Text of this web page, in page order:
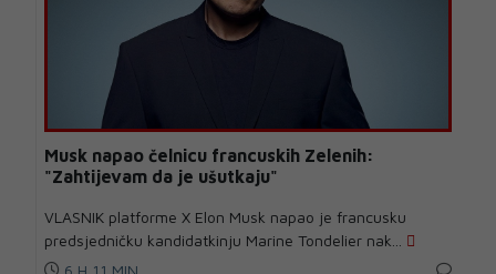
Musk napao čelnicu francuskih Zelenih:
"Zahtijevam da je ušutkaju"
VLASNIK platforme X Elon Musk napao je francusku
predsjedničku kandidatkinju Marine Tondelier nak...
6 H 11 MIN